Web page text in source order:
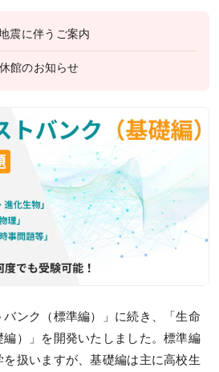
加
会
震に伴うご案内
館のお知らせ
ンク（標準編）」に続き、「生命
）」を開発いたしました。標準編
扱いますが、基礎編は主に高校生